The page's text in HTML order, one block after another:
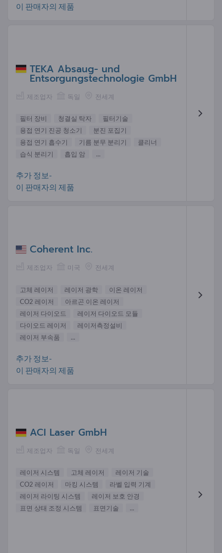
이 판매자의 제품
TEKA Absaug- und
Entsorgungstechnologie GmbH
제조업자 독일 전세계
필터 장비 청결실 탁자
필터기술
용접 연기 진공 청소기
분진 포집기
용접 연기 흡수기
기름 분무 분리기
클리너
습식 분리기
흡입 암 ...
추가 정보-
이 판매자의 제품
Coherent Inc.
제조업자 미국 전세계
고체 레이저 레이저 광학
이온 레이저
CO2 레이저
아르곤 이온 레이저
레이저 다이오드
레이저 다이오드 모듈
다이오드 레이저
레이저측정설비
레이저 부속품
...
추가 정보-
이 판매자의 제품
ACI Laser GmbH
제조업자 독일 전세계
레이저 시스템 고체 레이저
레이저 기술
CO2 레이저
마킹 시스템
라벨 입력 기계
레이저 라이팅 시스템
레이저 보호 안경
표면 상태 조정 시스템
표면기술 ...